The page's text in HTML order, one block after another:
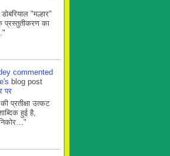
"मल्हार"
प्रस्तुतीकरण का
commented
blog post
पर
प्रतीक्षा उत्कट
हुई है,